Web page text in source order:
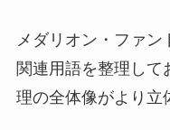
メダリオン・ファン
関連用語を整理し
理の全体像がより立